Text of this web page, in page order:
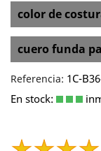
color de
cuero funda
Referencia: 1C-
En stock: